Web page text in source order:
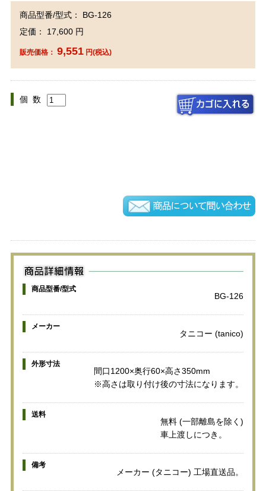
商品型番/型式： BG-126
定価： 17,600 円
販売価格： 9,551円(税込)
個 数
商品型番/型式
BG-126
メーカー
タニコー (tanico)
外形寸法
間口1200×奥行60×高さ350mm
※高さは取り付け後の寸法になります。
送料
無料 (一部離島を除く)
車上渡しにつき。
備考
メーカー (タニコー) 工場直送品。